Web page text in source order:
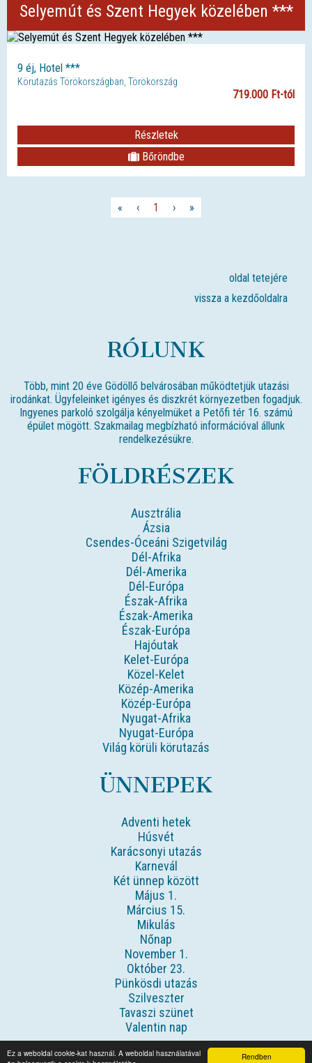
Rendben
Ez a weboldal cookie-kat használ. A weboldal használatával
Selyemút és Szent Hegyek közelében ***
9 éj, Hotel ***
Körutazás Törökországban, Törökország
719.000 Ft-tól
Részletek
Bőröndbe
« ‹ 1 › »
oldal tetejére
vissza a kezdőoldalra
RÓLUNK
Több, mint 20 éve Gödöllő belvárosában működtetjük utazási
irodánkat. Ügyfeleinket igényes és diszkrét környezetben fogadjuk.
Ingyenes parkoló szolgálja kényelmüket a Petőfi tér 16. számú
épület mögött. Szakmailag megbízható információval állunk
rendelkezésükre.
FÖLDRÉSZEK
Ausztrália
Ázsia
Csendes-Óceáni Szigetvilág
Dél-Afrika
Dél-Amerika
Dél-Európa
Észak-Afrika
Észak-Amerika
Észak-Európa
Hajóutak
Kelet-Európa
Közel-Kelet
Közép-Amerika
Közép-Európa
Nyugat-Afrika
Nyugat-Európa
Világ körüli körutazás
ÜNNEPEK
Adventi hetek
Húsvét
Karácsonyi utazás
Karnevál
Két ünnep között
Május 1.
Március 15.
Mikulás
Nőnap
November 1.
Október 23.
Pünkösdi utazás
Szilveszter
Tavaszi szünet
Valentin nap